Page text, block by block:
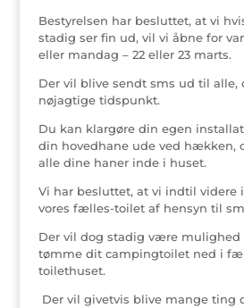
Bestyrelsen har besluttet, at vi
stadig ser fin ud, vil vi åbne for
eller mandag – 22 eller 23 marts.
Der vil blive sendt sms ud til alle,
nøjagtige tidspunkt.
Du kan klargøre din egen
din hovedhane ude ved hækken,
alle dine haner inde i huset.
Vi har besluttet, at vi indtil videre
vores fælles-toilet af hensyn til
Der vil dog stadig være mulighed
tømme dit campingtoilet ned i
toilethuset.
Der vil givetvis blive mange ting